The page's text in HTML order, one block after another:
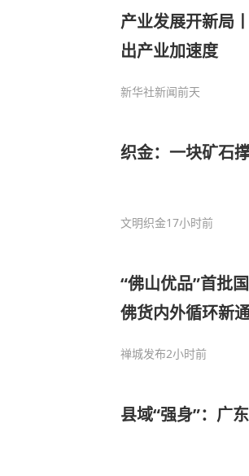
产业发展开新局
出产业加速度
新华社新闻前天
织金：一块矿石
文明织金17小时前
“佛山优品”首批
佛货内外循环新
禅城发布2小时前
县域“强身”：广